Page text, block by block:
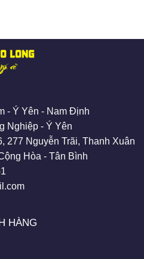
- Ý Yên - Nam Định
Nghiệp - Ý Yên
277 Nguyễn Trãi, Thanh Xuân
Hòa - Tân Bình
HÀNG